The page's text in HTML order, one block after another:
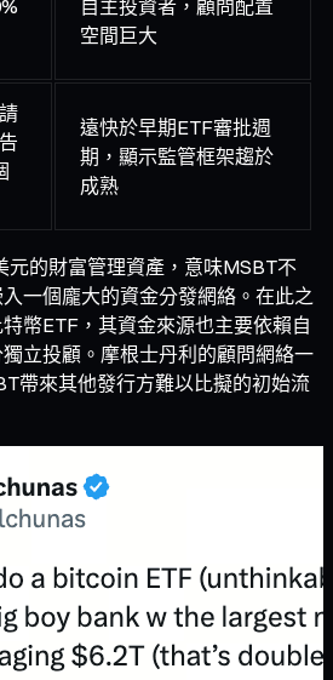
自主投資者，顧問配置
空間巨大
遠快於早期ETF審批週
期，顯示監管框架趨於
成熟
元的財富管理資產，意味MSBT不
一個龐大的資金分發網絡。在此之
幣ETF，其資金來源也主要依賴自
立投顧。摩根士丹利的顧問網絡一
帶來其他發行方難以比擬的初始流